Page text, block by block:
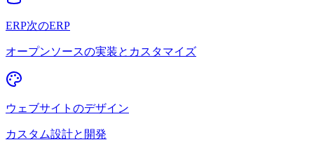
ERP次のERP
オープンソースの実装とカスタマイズ
ウェブサイトのデザイン
カスタム設計と開発